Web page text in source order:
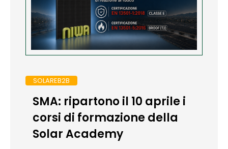
SOLAREB2B
SMA: ripartono il 10 aprile i
corsi di formazione della
Solar Academy